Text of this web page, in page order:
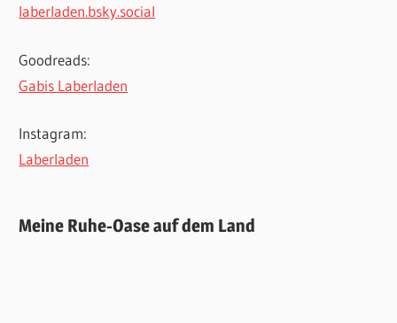
laberladen.bsky.social
Goodreads:
Gabis Laberladen
Instagram:
Laberladen
Meine Ruhe-Oase auf dem Land